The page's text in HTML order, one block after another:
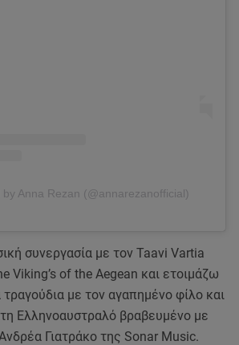
by Anna Rezan (@annarezanofficial)
συνεργασία με τον Taavi Vartia
Viking’s of the Aegean και ετοιμάζω
τραγούδια με τον αγαπημένο φίλο και
Ελληνοαυστραλό βραβευμένο με
Γιατράκο της Sonar Music.